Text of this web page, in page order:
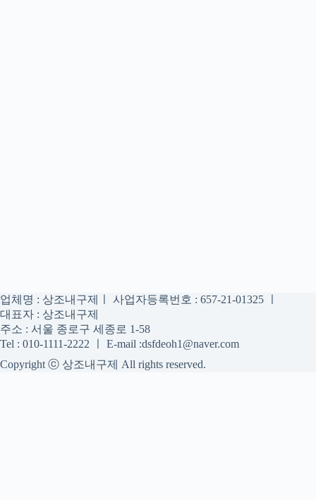
업체명 : 상조내구제ㅣ 사업자등록번호 : 657-21-01325 ㅣ
대표자 : 상조내구제
주소 : 서울 종로구 세종로 1-58
Tel : 010-1111-2222 ㅣ E-mail :dsfdeoh1@naver.com
Copyright ⓒ 상조내구제 All rights reserved.